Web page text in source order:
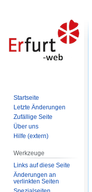
Startseite
Letzte Änderungen
Zufällige Seite
Über uns
Hilfe (extern)
Werkzeuge
Links auf diese Seite
Änderungen an
verlinkten Seiten